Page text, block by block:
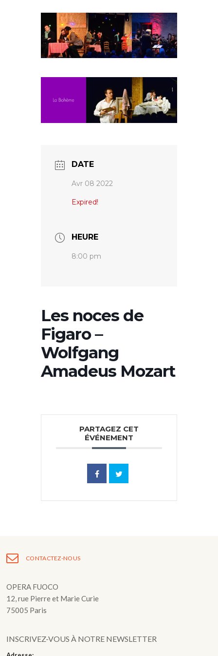
Fuoco Jazz
Archives
Vidéos
Galerie
Presse
Nous soutenir
DATE
Avr 08 2022
Expired!
HEURE
8:00 pm
Les noces de
Figaro –
Wolfgang
Amadeus Mozart
PARTAGEZ CET
ÉVÉNEMENT
CONTACTEZ-NOUS
OPERA FUOCO
12, rue Pierre et Marie Curie
75005 Paris
INSCRIVEZ-VOUS À NOTRE NEWSLETTER